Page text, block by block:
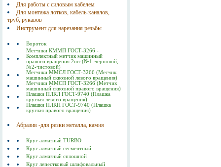
Для работы с силовым кабелем
Для монтажа лотков, кабель-каналов,
труб, рукавов
Инструмент для нарезания резьбы
Вороток
Метчики КММП ГОСТ-3266 -
Комплектный метчик машинный
правого вращения 2шт (№1-черновой,
№2-чистовой)
Метчики ММСЛ ГОСТ-3266 (Метчик
машинный сквозной левого вращения)
Метчики ММСП ГОСТ-3266 (Метчик
машинный сквозной правого вращения)
Плашки ПЛКЛ ГОСТ-9740 (Плашка
круглая левого вращения)
Плашки ПЛКП ГОСТ-9740 (Плашка
круглая правого вращения)
Абразив -для резки металла, камня
Круг алмазный TURBO
Круг алмазный сегментный
Круг алмазный сплошной
Круг лепестковый шлифовальный